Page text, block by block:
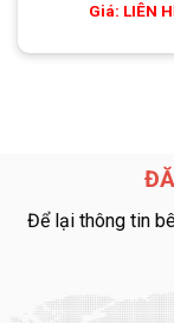
Giá: LIÊN
Để lại thông tin